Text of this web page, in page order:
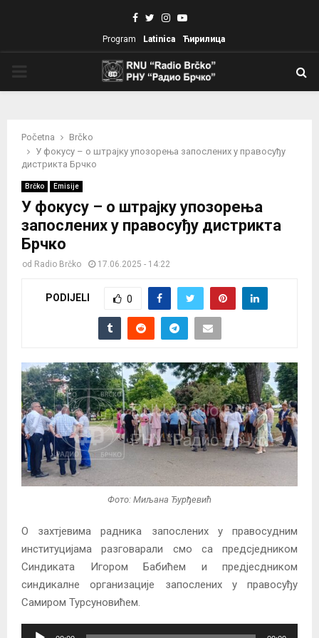
Facebook
TwitterInstagram
Youtube
Program Latinica Ћирилица
Početna
Brčko
У фокусу – о штрајку упозорења запослених у правосуђу
дистрикта Брчко
Brčko Emisije
У фокусу – о штрајку упозорења
запослених у правосуђу дистрикта
Брчко
od Radio Brčko 17.06.2025 - 14:22
PODIJELI 0
Фото: Миљана Ђурђевић
О захтјевима радника запослених у правосудним
институцијама разговарали смо са предсједником
Синдиката Игором Бабићем и предјесдником
синдикалне организације запослених у правосуђу
Самиром Турсуновићем.